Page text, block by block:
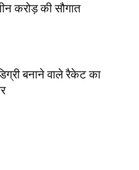
करोड़ की सौगात
बनाने वाले रैकेट का